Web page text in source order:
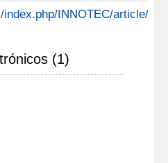
INNOTEC/article/
(1)